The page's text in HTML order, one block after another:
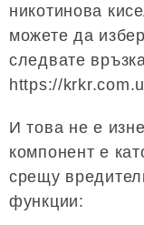
никотинова
можете да
следвате
https://
И това не е
компонент е
срещу
функции: